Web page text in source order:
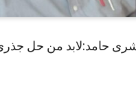
حامد:لابد من حل